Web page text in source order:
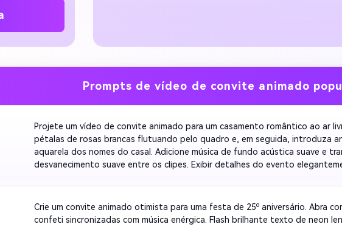
Prompts de vídeo de convite animado
Projete um vídeo de convite animado para um casamento romântico ao ar
pétalas de rosas brancas flutuando pelo quadro e, em seguida, introduza
aquarela dos nomes do casal. Adicione música de fundo acústica suave e
desvanecimento suave entre os clipes. Exibir detalhes do evento
Crie um convite animado otimista para uma festa de 25º aniversário. Abra
confeti sincronizadas com música enérgica. Flash brilhante texto de neon